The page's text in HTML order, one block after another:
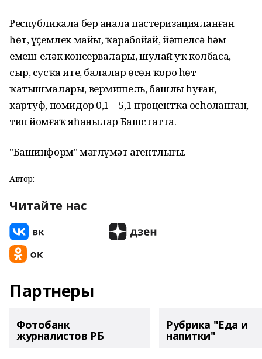
Республикала бер аҙнала пастеризацияланған
һөт, үҫемлек майы, ҡарабойҙай, йәшелсә һәм
емеш-еләк консервалары, шулай уҡ колбаса,
сыр, сусҡа ите, балалар өсөн ҡоро һөт
ҡатышмалары, вермишель, башлы һуған,
картуф, помидор 0,1 – 5,1 процентҡа осһоҙланған,
тип йомғаҡ яһанылар Башстатта.
"Башинформ" мәғлүмәт агентлығы.
Автор:
Читайте нас
Партнеры
Фотобанк
журналистов РБ
Рубрика "Еда и
напитки"